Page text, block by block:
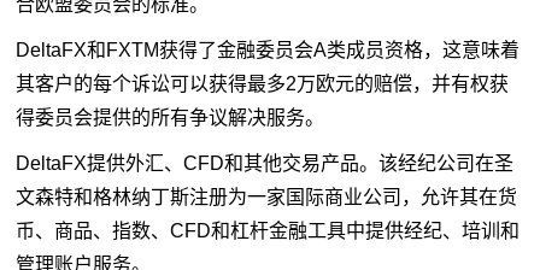
DeltaFX和 FXTM获得了金融委员会A类成员资格，这意味着
其客户的每个诉讼可以获得最多2万欧元的赔偿，并有权获
得委员会提供的所有争议解决服务。
DeltaFX提供外汇、CFD和其他交易产品。该经纪公司在圣
文森特和格林纳丁斯注册为一家国际商业公司，允许其在货
币、商品、指数、CFD和杠杆金融工具中提供经纪、培训和
管理账户服务。